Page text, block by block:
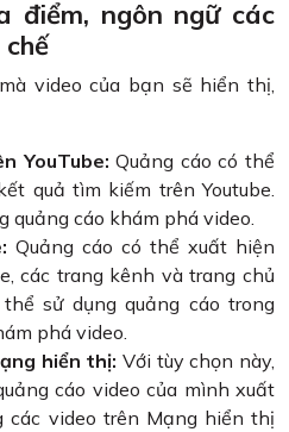
điểm, ngôn ngữ các
video của bạn sẽ hiển thị,
YouTube: Quảng cáo có thể
quả tìm kiếm trên Youtube.
quảng cáo khám phá video.
Quảng cáo có thể xuất hiện
các trang kênh và trang chủ
sử dụng quảng cáo trong
phá video.
hiển thị: Với tùy chọn này,
cáo video của mình xuất
các video trên Mạng hiển thị